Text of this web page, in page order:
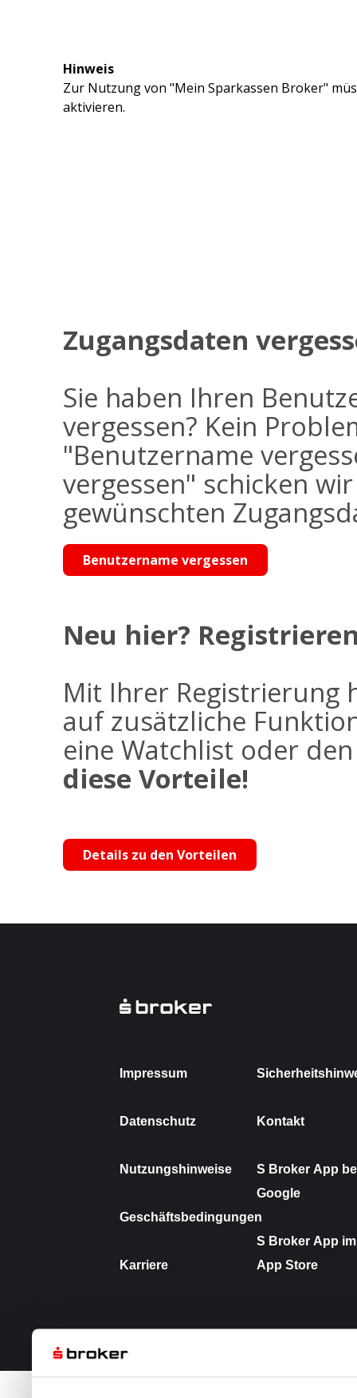
Hinweis
Zur Nutzung von "Mein Sparkassen Broker"
aktivieren.
Zugangsdaten
Sie haben Ihren
vergessen? Kein
"Benutzername
vergessen" schicken
gewünschten
Benutzername vergessen
Neu hier?
Mit Ihrer Registrierung
auf zusätzliche
eine Watchlist oder
diese Vorteile!
Details zu den Vorteilen